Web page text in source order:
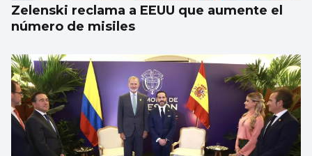
Zelenski reclama a EEUU que aumente el
número de misiles